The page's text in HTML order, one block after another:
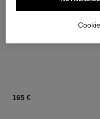
Ref. 168710
165 €